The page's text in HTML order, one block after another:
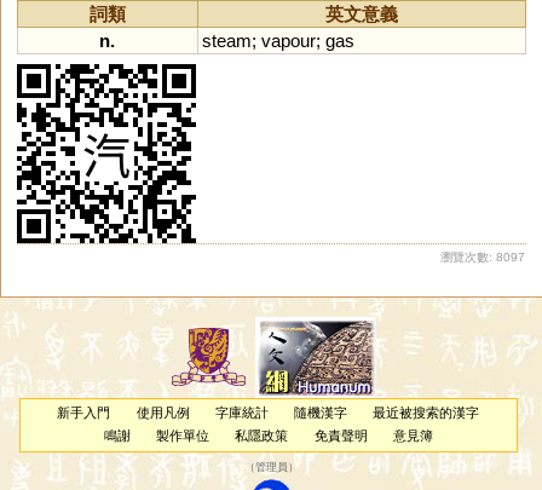
詞類
英文意義
n.
steam; vapour; gas
瀏覽次數: 8097
新手入門 使用凡例 字庫統計 隨機漢字
最近被搜索的漢字
鳴謝
製作單位 私隱政策 免責聲明 意見簿
（管理員 ）